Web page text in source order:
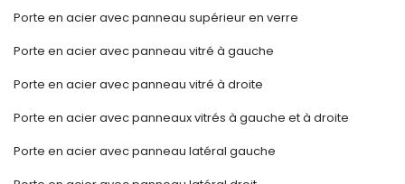
Porte en acier avec panneau supérieur en verre
Porte en acier avec panneau vitré à gauche
Porte en acier avec panneau vitré à droite
Porte en acier avec panneaux vitrés à gauche et à droite
Porte en acier avec panneau latéral gauche